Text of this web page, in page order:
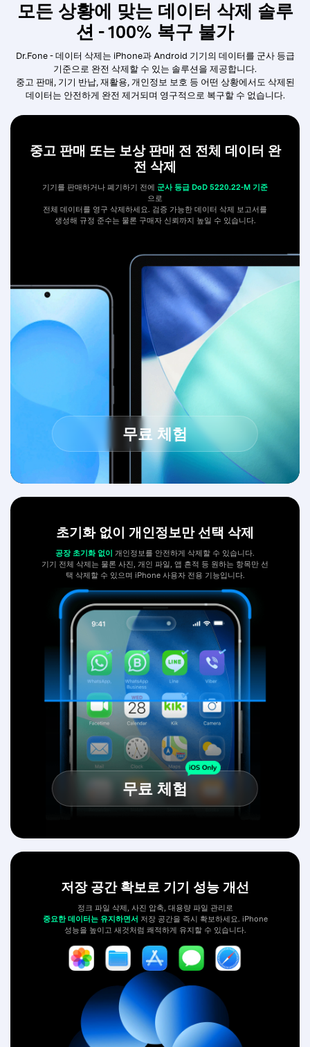
모든 상황에 맞는 데이터 삭제 솔루
션 - 100% 복구 불가
Dr.Fone - 데이터 삭제는 iPhone과 Android 기기의 데이터를 군사 등급
기준으로 완전 삭제할 수 있는 솔루션을 제공합니다.
중고 판매, 기기 반납, 재활용, 개인정보 보호 등 어떤 상황에서도 삭제된
데이터는 안전하게 완전 제거되며 영구적으로 복구할 수 없습니다.
중고 판매 또는 보상 판매 전 전체 데이터 완
전 삭제
기기를 판매하거나 폐기하기 전에 군사 등급 DoD 5220.22-M 기준
으로
전체 데이터를 영구 삭제하세요. 검증 가능한 데이터 삭제 보고서를
생성해 규정 준수는 물론 구매자 신뢰까지 높일 수 있습니다.
무료 체험
초기화 없이 개인정보만 선택 삭제
공장 초기화 없이 개인정보를 안전하게 삭제할 수 있습니다.
기기 전체 삭제는 물론 사진, 개인 파일, 앱 흔적 등 원하는 항목만 선
택 삭제할 수 있으며 iPhone 사용자 전용 기능입니다.
무료 체험
저장 공간 확보로 기기 성능 개선
정크 파일 삭제, 사진 압축, 대용량 파일 관리로
중요한 데이터는 유지하면서 저장 공간을 즉시 확보하세요. iPhone
성능을 높이고 새것처럼 쾌적하게 유지할 수 있습니다.